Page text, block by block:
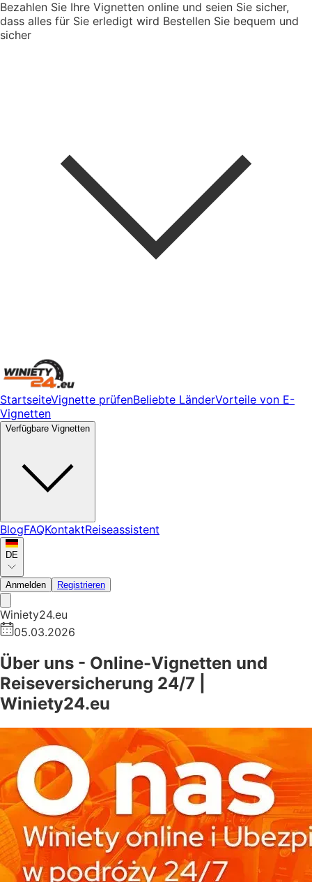
Bezahlen Sie Ihre Vignetten online und seien Sie sicher,
dass alles für Sie erledigt wird Bestellen Sie bequem und
sicher
StartseiteVignette prüfenBeliebte LänderVorteile von E-
Vignetten
Verfügbare Vignetten
BlogFAQKontaktReiseassistent
DE
Anmelden Registrieren
Winiety24.eu
05.03.2026
Über uns - Online-Vignetten und
Reiseversicherung 24/7 |
Winiety24.eu